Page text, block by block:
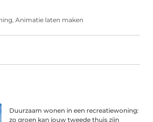
, Animatie laten maken
Duurzaam wonen in een recreatiewoning:
zo groen kan jouw tweede thuis zijn